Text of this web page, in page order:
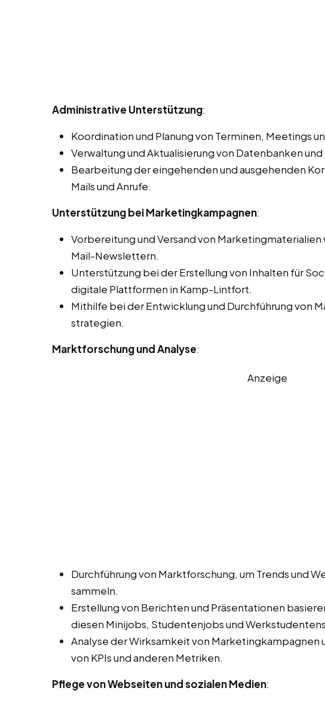
Administrative Unterstützung:
Koordination und Planung von Terminen, Meetings
Verwaltung und Aktualisierung von Datenbanken
Bearbeitung der eingehenden und ausgehenden
Mails und Anrufe.
Unterstützung bei Marketingkampagnen:
Vorbereitung und Versand von Marketingmaterialien
Mail-Newslettern.
Unterstützung bei der Erstellung von Inhalten für
digitale Plattformen in Kamp-Lintfort.
Mithilfe bei der Entwicklung und Durchführung von
strategien.
Marktforschung und Analyse:
Anzeige
Durchführung von Marktforschung, um Trends und
sammeln.
Erstellung von Berichten und Präsentationen
diesen Minijobs, Studentenjobs und
Analyse der Wirksamkeit von Marketingkampagnen
von KPIs und anderen Metriken.
Pflege von Webseiten und sozialen Medien: